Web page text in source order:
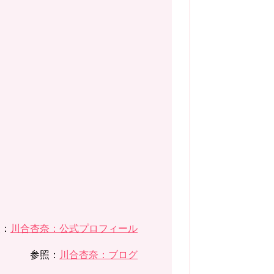
川合杏奈：公式プロフィール
参照： 川合杏奈：ブログ